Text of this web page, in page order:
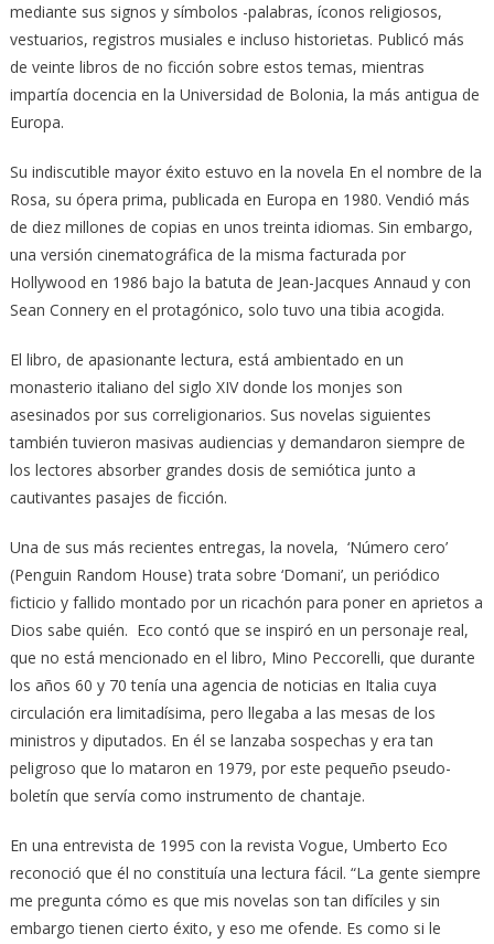
mediante sus signos y símbolos -palabras, íconos religiosos,
vestuarios, registros musiales e incluso historietas. Publicó más
de veinte libros de no ficción sobre estos temas, mientras
impartía docencia en la Universidad de Bolonia, la más antigua de
Europa.
Su indiscutible mayor éxito estuvo en la novela En el nombre de la
Rosa, su ópera prima, publicada en Europa en 1980. Vendió más
de diez millones de copias en unos treinta idiomas. Sin embargo,
una versión cinematográfica de la misma facturada por
Hollywood en 1986 bajo la batuta de Jean-Jacques Annaud y con
Sean Connery en el protagónico, solo tuvo una tibia acogida.
El libro, de apasionante lectura, está ambientado en un
monasterio italiano del siglo XIV donde los monjes son
asesinados por sus correligionarios. Sus novelas siguientes
también tuvieron masivas audiencias y demandaron siempre de
los lectores absorber grandes dosis de semiótica junto a
cautivantes pasajes de ficción.
Una de sus más recientes entregas, la novela, ‘Número cero’
(Penguin Random House) trata sobre ‘Domani’, un periódico
ficticio y fallido montado por un ricachón para poner en aprietos a
Dios sabe quién. Eco contó que se inspiró en un personaje real,
que no está mencionado en el libro, Mino Peccorelli, que durante
los años 60 y 70 tenía una agencia de noticias en Italia cuya
circulación era limitadísima, pero llegaba a las mesas de los
ministros y diputados. En él se lanzaba sospechas y era tan
peligroso que lo mataron en 1979, por este pequeño pseudo-
boletín que servía como instrumento de chantaje.
En una entrevista de 1995 con la revista Vogue, Umberto Eco
reconoció que él no constituía una lectura fácil. “La gente siempre
me pregunta cómo es que mis novelas son tan difíciles y sin
embargo tienen cierto éxito, y eso me ofende. Es como si le